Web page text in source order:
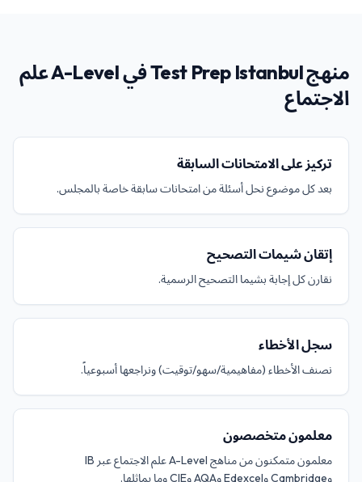
منهج Test Prep Istanbul في A-Level علم
الاجتماع
تركيز على الامتحانات السابقة
بعد كل موضوع نحل أسئلة من امتحانات سابقة خاصة بالمجلس.
إتقان شيمات التصحيح
نقارن كل إجابة بشيما التصحيح الرسمية.
سجل الأخطاء
نصنف الأخطاء (مفاهيمية/سهو/توقيت) ونراجعها أسبوعياً.
معلمون متخصصون
معلمون متمكنون من مناهج A-Level علم الاجتماع عبر IB
وCambridge وEdexcel وAQA وCIE وما يماثلها.